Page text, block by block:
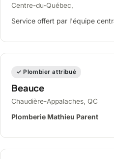
Centre-du-Québec,
Service offert par l'équipe
✓ Plombier attribué
Beauce
Chaudière-Appalaches, QC
Plomberie Mathieu Parent